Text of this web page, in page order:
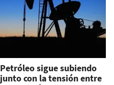
Petróleo sigue subiendo
junto con la tensión entre